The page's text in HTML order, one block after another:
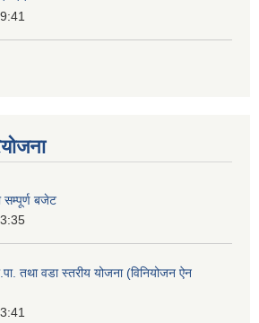
बजेट
तथा वडा स्तरीय योजना (विनियोजन ऐन